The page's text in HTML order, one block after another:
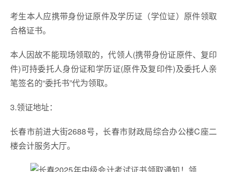
考生本人应携带身份证原件及学历证（学位证）原件领取
合格证书。
本人因故不能现场领取的，代领人(携带身份证原件、复印
件)可持委托人身份证和学历证(原件及复印件)及委托人亲
笔签名的“委托书”代为领取。
3.领证地址：
长春市前进大街2688号，长春市财政局综合办公楼C座二
楼会计服务大厅。